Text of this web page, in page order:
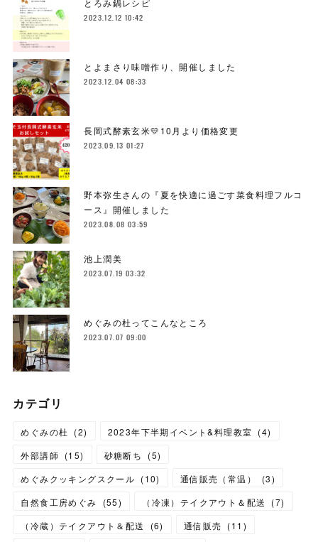
とろみ鍋レシピ
2023.12.12 10:42
とよまさり味噌作り、開催しました
2023.12.04 08:33
長岡式酵素玄米💛10月より価格変更
2023.09.13 01:27
野本弥生さんの『夏を快適に過ごす菜食料理フルコ
ース』開催しました
2023.08.08 03:59
池上潤美
2023.07.19 03:32
めぐみの杜ってこんなところ
2023.07.07 09:00
カテゴリ
めぐみの杜 (2) 2023年下半期イベント&料理教室 (4)
外部講師 (15) 砂糖断ち (5)
めぐみクッキングスクール (10) 通信販売（常温） (3)
自然食工房めぐみ
(55) （冷凍）テイクアウト＆配送 (7)
（冷蔵）テイクアウト＆配送
(6) 通信販売 (11 )